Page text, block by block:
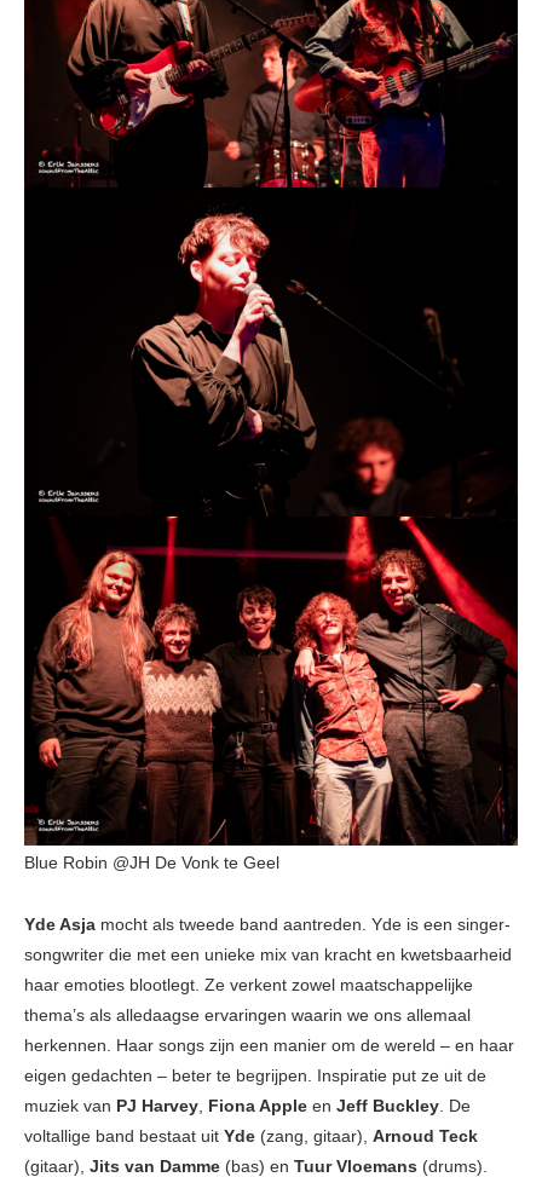
Blue Robin @JH De Vonk te Geel
Yde Asja mocht als tweede band aantreden. Yde is een singer-
songwriter die met een unieke mix van kracht en kwetsbaarheid
haar emoties blootlegt. Ze verkent zowel maatschappelijke
thema’s als alledaagse ervaringen waarin we ons allemaal
herkennen. Haar songs zijn een manier om de wereld – en haar
eigen gedachten – beter te begrijpen. Inspiratie put ze uit de
muziek van PJ Harvey, Fiona Apple en Jeff Buckley. De
voltallige band bestaat uit Yde (zang, gitaar), Arnoud Teck
(gitaar), Jits van Damme (bas) en Tuur Vloemans (drums).